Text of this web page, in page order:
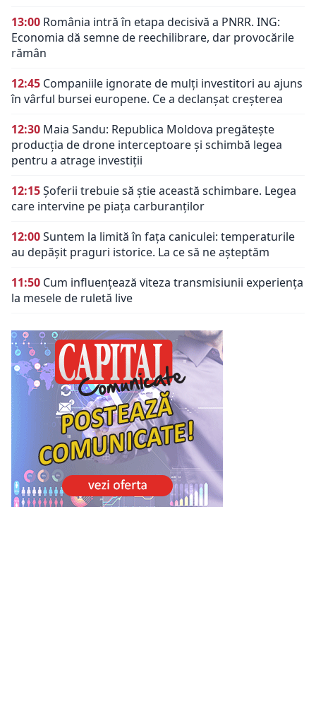
13:00 România intră în etapa decisivă a PNRR. ING:
Economia dă semne de reechilibrare, dar provocările
rămân
12:45 Companiile ignorate de mulți investitori au ajuns
în vârful bursei europene. Ce a declanșat creșterea
12:30 Maia Sandu: Republica Moldova pregătește
producția de drone interceptoare și schimbă legea
pentru a atrage investiții
12:15Șoferii trebuie să știe această schimbare. Legea
care intervine pe piața carburanților
12:00Suntem la limită în fața caniculei: temperaturile
au depășit praguri istorice. La ce să ne așteptăm
11:50 Cum influențează viteza transmisiunii experiența
la mesele de ruletă live